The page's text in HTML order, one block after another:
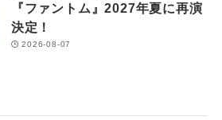
『ファントム』2027年夏に再演
決定！
2026-08-07